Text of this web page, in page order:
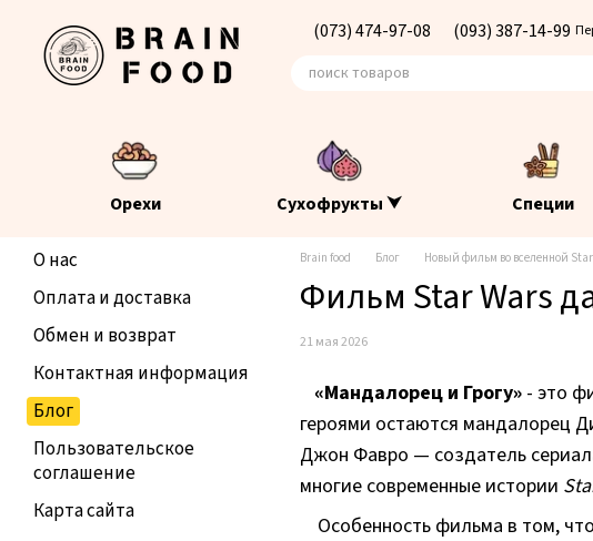
(073) 474-97-08 (093) 387-14-99
Орехи Сухофрукты ⮟ Специи
Brain food Блог Новый фильм во вселенной
Фильм Star Wars
21 мая 2026
«Мандалорец и Грогу» - это
героями остаются мандалорец
Джон Фавро — создатель
многие современные истории
Особенность фильма в том,
О нас
Оплата и доставка
Обмен и возврат
Контактная информация
Блог
Пользовательское
соглашение
Карта сайта